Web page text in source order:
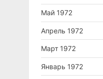
Май 1972
Апрель 1972
Март 1972
Январь 1972